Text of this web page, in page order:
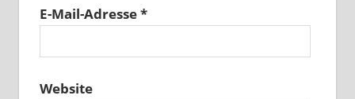
E-Mail-Adresse*
Website